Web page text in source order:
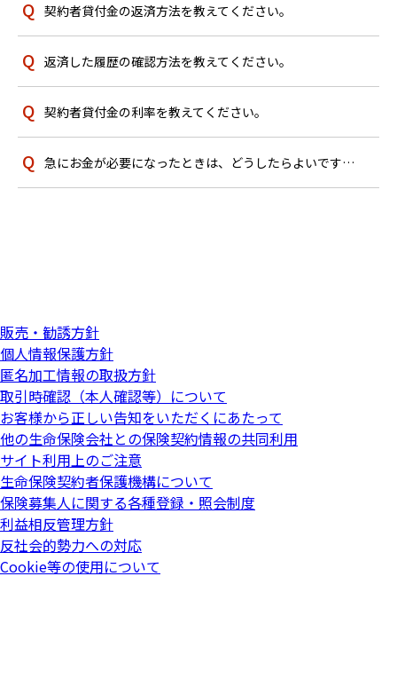
契約者貸付金の返済方法を教えてください。
返済した履歴の確認方法を教えてください。
契約者貸付金の利率を教えてください。
急にお金が必要になったときは、どうしたらよいですか？
販売・勧誘方針
個人情報保護方針
匿名加工情報の取扱方針
取引時確認（本人確認等）について
お客様から正しい告知をいただくにあたって
他の生命保険会社との保険契約情報の共同利用
サイト利用上のご注意
生命保険契約者保護機構について
保険募集人に関する各種登録・照会制度
利益相反管理方針
反社会的勢力への対応
Cookie等の使用について